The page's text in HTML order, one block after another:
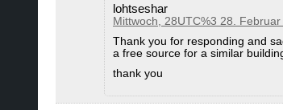
lohtseshar
Mittwoch, 28UTC%3 28.
Thank you for responding and
a free source for a similar
thank you